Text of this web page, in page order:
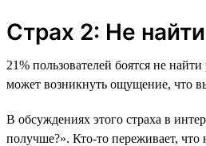
Страх 2: Не
21% пользователей боятся не
может возникнуть ощущение, что
В обсуждениях этого страха в
получше?». Кто-то переживает,